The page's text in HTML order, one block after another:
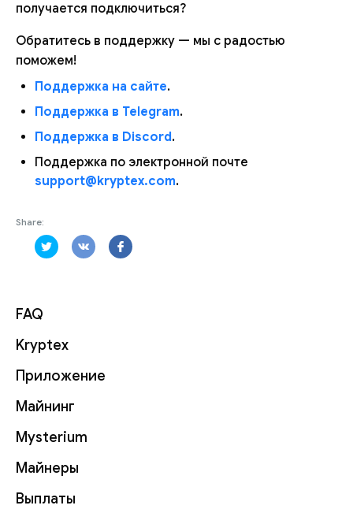
FAQ
Kryptex
Приложение
Майнинг
Mysterium
Майнеры
Выплаты
получается подключиться?
Обратитесь в поддержку — мы с радостью
поможем!
Поддержка на сайте.
Поддержка в Telegram.
Поддержка в Discord.
Поддержка по электронной почте
support@kryptex.com.
Share: